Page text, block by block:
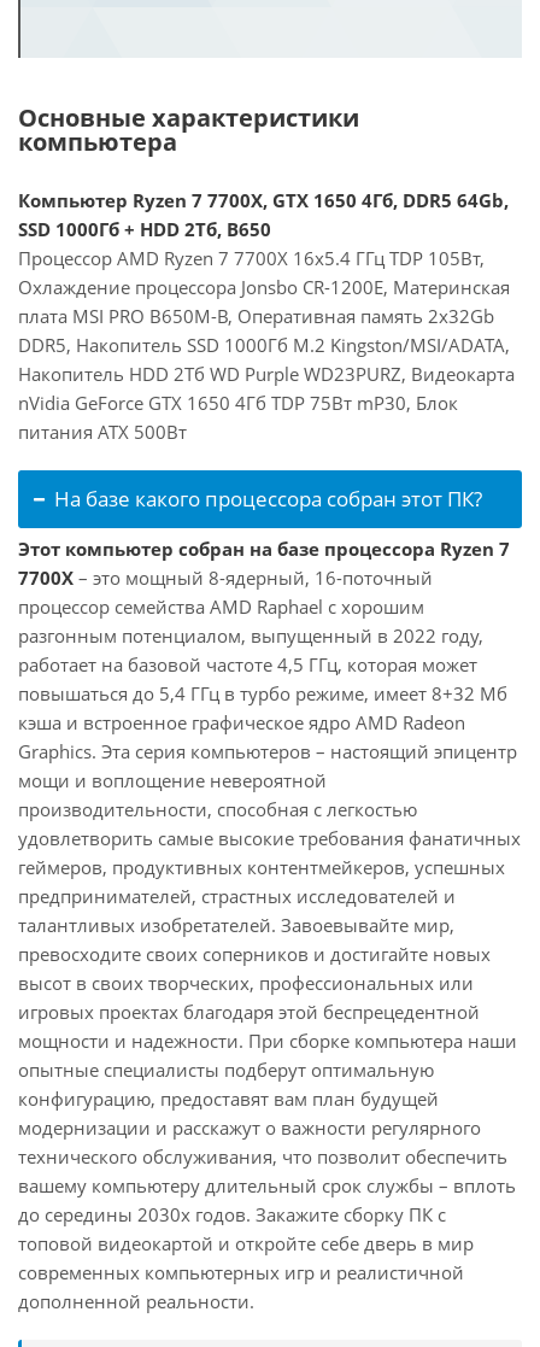
Основные характеристики
компьютера
Компьютер Ryzen 7 7700X, GTX 1650 4Гб, DDR5 64Gb,
SSD 1000Гб + HDD 2Тб, B650
Процессор AMD Ryzen 7 7700X 16x5.4 ГГц TDP 105Вт,
Охлаждение процессора Jonsbo CR-1200E, Материнская
плата MSI PRO B650M-B, Оперативная память 2x32Gb
DDR5, Накопитель SSD 1000Гб M.2 Kingston/MSI/ADATA,
Накопитель HDD 2Тб WD Purple WD23PURZ, Видеокарта
nVidia GeForce GTX 1650 4Гб TDP 75Вт mP30, Блок
питания ATX 500Вт
На базе какого процессора собран этот ПК?
Этот компьютер собран на базе процессора Ryzen 7
7700X – это мощный 8-ядерный, 16-поточный
процессор семейства AMD Raphael с хорошим
разгонным потенциалом, выпущенный в 2022 году,
работает на базовой частоте 4,5 ГГц, которая может
повышаться до 5,4 ГГц в турбо режиме, имеет 8+32 Мб
кэша и встроенное графическое ядро AMD Radeon
Graphics. Эта серия компьютеров – настоящий эпицентр
мощи и воплощение невероятной
производительности, способная с легкостью
удовлетворить самые высокие требования фанатичных
геймеров, продуктивных контентмейкеров, успешных
предпринимателей, страстных исследователей и
талантливых изобретателей. Завоевывайте мир,
превосходите своих соперников и достигайте новых
высот в своих творческих, профессиональных или
игровых проектах благодаря этой беспрецедентной
мощности и надежности. При сборке компьютера наши
опытные специалисты подберут оптимальную
конфигурацию, предоставят вам план будущей
модернизации и расскажут о важности регулярного
технического обслуживания, что позволит обеспечить
вашему компьютеру длительный срок службы – вплоть
до середины 2030х годов. Закажите сборку ПК с
топовой видеокартой и откройте себе дверь в мир
современных компьютерных игр и реалистичной
дополненной реальности.